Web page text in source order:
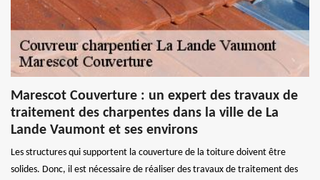
Marescot Couverture : un expert des travaux de
traitement des charpentes dans la ville de La
Lande Vaumont et ses environs
Les structures qui supportent la couverture de la toiture doivent être
solides. Donc, il est nécessaire de réaliser des travaux de traitement des